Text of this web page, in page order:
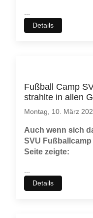
Details
Fußball Camp
strahlte in allen
Montag, 10. März
Auch wenn sich
SVU
Seite zeigte:
Details